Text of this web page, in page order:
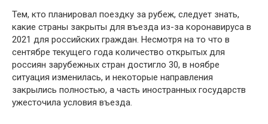
Тем, кто планировал поездку за рубеж, следует знать,
какие страны закрыты для въезда из-за коронавируса в
2021 для российских граждан. Несмотря на то что в
сентябре текущего года количество открытых для
россиян зарубежных стран достигло 30, в ноябре
ситуация изменилась, и некоторые направления
закрылись полностью, а часть иностранных государств
ужесточила условия въезда.